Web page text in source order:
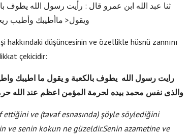
ثنا عبد الله ابن عمرو قال : رأيت رسول الله يطوف
ويقول< ماأطيبك وأطيب
hakkındaki düşüncesinin ve özellikle hüsnü zannını
çekicidir:
رايت رسول الله يطوف بالكعبة و يقول ما اطيبك
والذى نفس محمد بيده لحرمة المؤمن اعظم عند الله
ettiğini ve (tavaf esnasında) şöyle söylediğini
ve senin kokun ne güzeldir.Senin azametine ve